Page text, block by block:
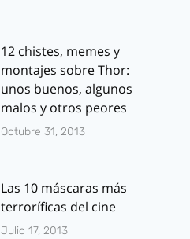
12 chistes, memes y
montajes sobre Thor:
unos buenos, algunos
malos y otros peores
Octubre 31, 2013
Las 10 máscaras más
terroríficas del cine
Julio 17, 2013